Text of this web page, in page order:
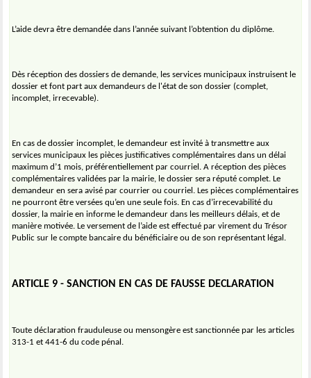
L’aide devra être demandée dans l’année suivant l’obtention du diplôme.
Dès réception des dossiers de demande, les services municipaux instruisent le
dossier et font part aux demandeurs de l'état de son dossier (complet,
incomplet, irrecevable).
En cas de dossier incomplet, le demandeur est invité à transmettre aux
services municipaux les pièces justificatives complémentaires dans un délai
maximum d’1 mois, préférentiellement par courriel. A réception des pièces
complémentaires validées par la mairie, le dossier sera réputé complet. Le
demandeur en sera avisé par courrier ou courriel. Les pièces complémentaires
ne pourront être versées qu’en une seule fois. En cas d’irrecevabilité du
dossier, la mairie en informe le demandeur dans les meilleurs délais, et de
manière motivée. Le versement de l’aide est effectué par virement du Trésor
Public sur le compte bancaire du bénéficiaire ou de son représentant légal.
ARTICLE 9 - SANCTION EN CAS DE FAUSSE DECLARATION
Toute déclaration frauduleuse ou mensongère est sanctionnée par les articles
313-1 et 441-6 du code pénal.